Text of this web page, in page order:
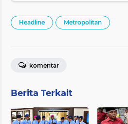
Headline Metropolitan
komentar
Berita Terkait